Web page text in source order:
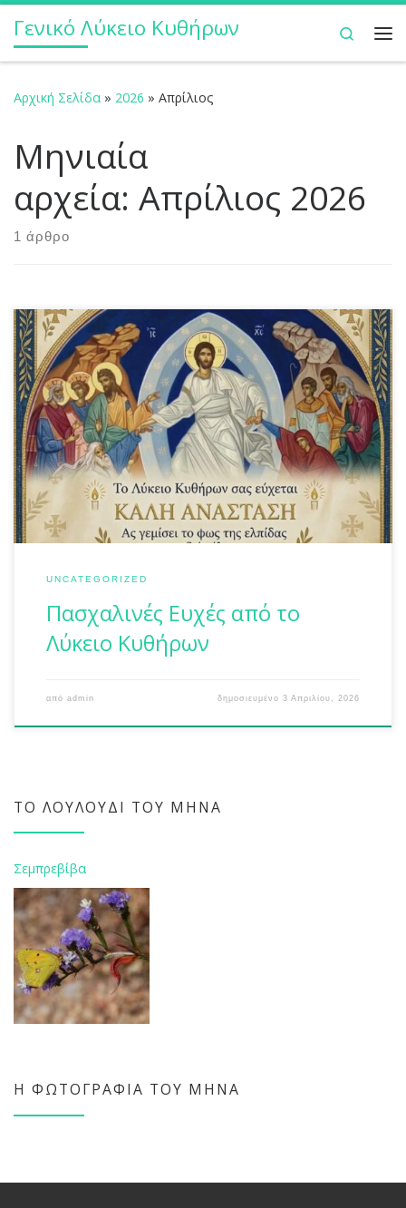
Μετάβαση στο περιεχόμενο
Γενικό Λύκειο Κυθήρων
Search
Αρχική Σελίδα » 2026 » Απρίλιος
Μηνιαία
αρχεία: Απρίλιος 2026
1 άρθρο
UNCATEGORIZED
Πασχαλινές Ευχές από το
Λύκειο Κυθήρων
από admin δημοσιευμένο3 Απριλίου, 2026
ΤΟ ΛΟΥΛΟΎΔΙ ΤΟΥ ΜΉΝΑ
Σεμπρεβίβα
Η ΦΩΤΟΓΡΑΦΊΑ ΤΟΥ ΜΉΝΑ